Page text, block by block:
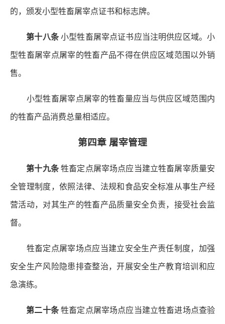
的，颁发小型牲畜屠宰点证书和标志牌。
第十八条小型牲畜屠宰点证书应当注明供应区域。小
型牲畜屠宰点屠宰的牲畜产品不得在供应区域范围以外销
售。
小型牲畜屠宰点屠宰的牲畜量应当与供应区域范围内
的牲畜产品消费总量相适应。
第四章 屠宰管理
第十九条牲畜定点屠宰场点应当建立牲畜屠宰质量安
全管理制度，依照法律、法规和食品安全标准从事生产经
营活动，对其生产的牲畜产品质量安全负责，接受社会监
督。
牲畜定点屠宰场点应当建立安全生产责任制度，加强
安全生产风险隐患排查整治，开展安全生产教育培训和应
急演练。
第二十条牲畜定点屠宰场点应当建立牲畜进场点查验